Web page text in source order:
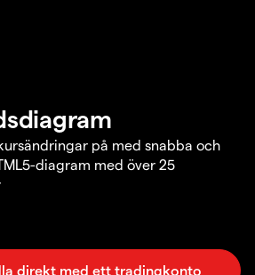
på med snabba och
diagram med över 25